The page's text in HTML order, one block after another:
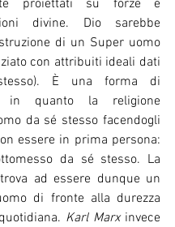
proiettati su forze e
divine. Dio sarebbe
di un Super uomo
con attribuiti ideali dati
È una forma di
in quanto la religione
da sé stesso facendogli
essere in prima persona:
da sé stesso. La
ad essere dunque un
di fronte alla durezza
Karl Marx invece